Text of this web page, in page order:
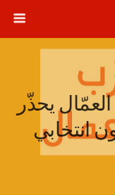
يحذّر
انتخابي